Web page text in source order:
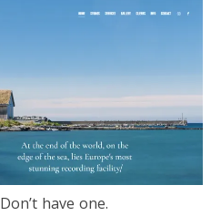
Don’t have one.